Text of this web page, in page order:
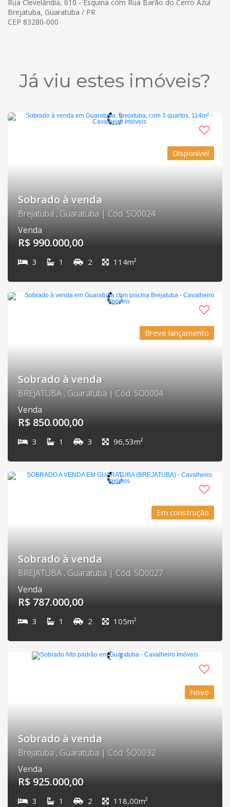
Rua Clevelândia, 610 - Esquina com Rua Barão do Cerro Azul
Brejatuba, Guaratuba / PR
CEP 83280-000
Já viu estes imóveis?
Disponível
Sobrado à venda
Brejatuba , Guaratuba | Cód. SO0024
Venda
R$ 990.000,00
3 1 2 114m²
Breve lançamento
Sobrado à venda
BREJATUBA , Guaratuba | Cód. SO0004
Venda
R$ 850.000,00
3 1 3 96,53m²
Em construção
Sobrado à venda
BREJATUBA , Guaratuba | Cód. SO0027
Venda
R$ 787.000,00
3 1 2 105m²
Novo
Sobrado à venda
Brejatuba , Guaratuba | Cód. SO0032
Venda
R$ 925.000,00
3 1 2 118,00m²